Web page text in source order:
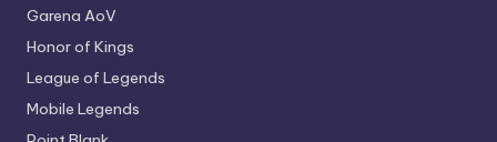
Garena AoV
Honor of Kings
League of Legends
Mobile Legends